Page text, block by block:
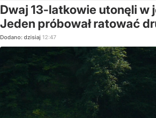
Dwaj 13-latkowie utonęli w
Jeden próbował ratować
Dodano: dzisiaj 12:47